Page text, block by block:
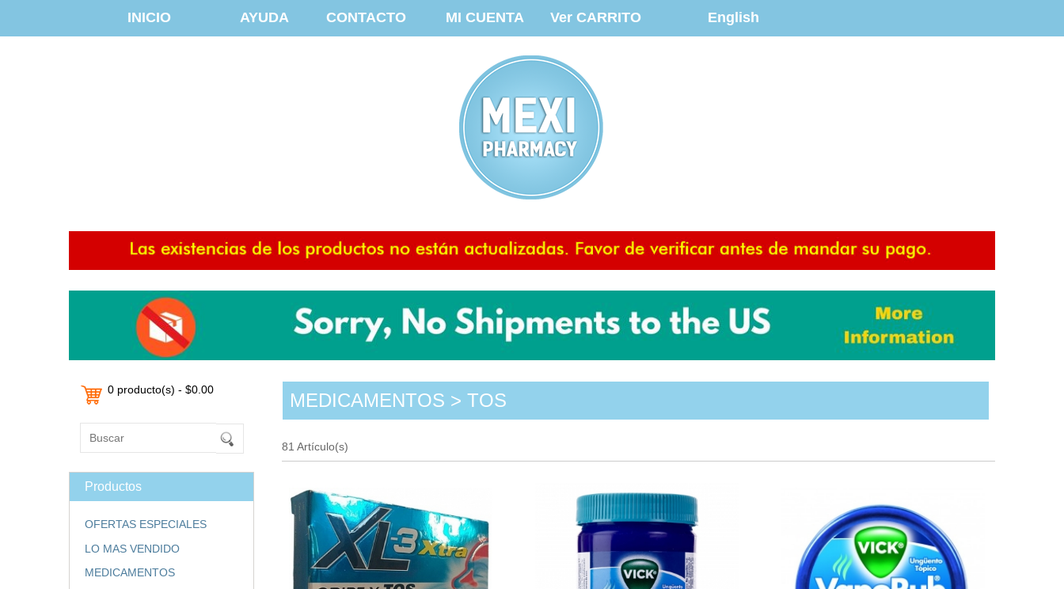
INICIO AYUDA CONTACTO MI CUENTA Ver CARRITO English
0 producto(s) - $0.00
Productos
OFERTAS ESPECIALES
LO MAS VENDIDO
MEDICAMENTOS
MEDICAMENTOS > TOS
81 Artículo(s)